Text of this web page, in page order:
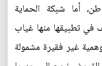
أما شبكة الحماية
في تطبيقها منها غياب
غير فقيرة مشمولة